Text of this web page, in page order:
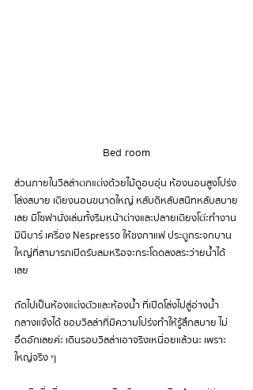
Bed room
ส่วนภายในวิลล่าตกแต่งด้วยไม้ดูอบอุ่น ห้องนอนสูงโปร่ง
โล่งสบาย เตียงนอนขนาดใหญ่ หลับดีหลับสนิทหลับสบาย
เลย มีโซฟานั่งเล่นทั้งริมหน้าต่างและปลายเตียงโต๊ะทำงาน
มินิบาร์ เครื่อง Nespresso ให้ชงกาแฟ ประตูกระจกบาน
ใหญ่ที่สามารถเปิดรับลมหรือจะกระโดดลงสระว่ายน้ำได้
เลย
ถัดไปเป็นห้องแต่งตัวและห้องน้ำ ที่เปิดโล่งไปสู่อ่างน้ำ
กลางแจ้งได้ ชอบวิลล่าที่มีความโปร่งทำให้รู้สึกสบาย ไม่
อึดอักเลยค่ะ เดินรอบวิลล่าเอาจริงเหนื่อยแล้วนะ เพราะ
ใหญ่จริง ๆ